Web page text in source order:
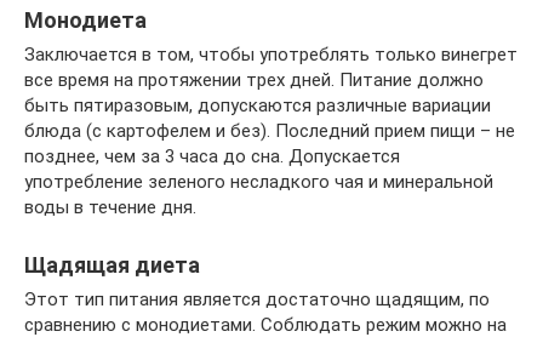
Монодиета
Заключается в том, чтобы употреблять только винегрет
все время на протяжении трех дней. Питание должно
быть пятиразовым, допускаются различные вариации
блюда (с картофелем и без). Последний прием пищи – не
позднее, чем за 3 часа до сна. Допускается
употребление зеленого несладкого чая и минеральной
воды в течение дня.
Щадящая диета
Этот тип питания является достаточно щадящим, по
сравнению с монодиетами. Соблюдать режим можно на